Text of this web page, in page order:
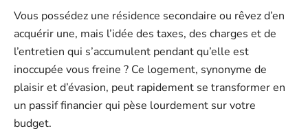
Vous possédez une résidence secondaire ou rêvez d’en
acquérir une, mais l’idée des taxes, des charges et de
l’entretien qui s’accumulent pendant qu’elle est
inoccupée vous freine ? Ce logement, synonyme de
plaisir et d’évasion, peut rapidement se transformer en
un passif financier qui pèse lourdement sur votre
budget.